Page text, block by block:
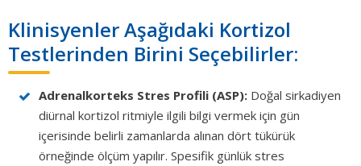
Klinisyenler Aşağıdaki Kortizol
Testlerinden Birini Seçebilirler:
Adrenalkorteks Stres Profili (ASP):Doğal sirkadiyen
diürnal kortizol ritmiyle ilgili bilgi vermek için gün
içerisinde belirli zamanlarda alınan dört tükürük
örneğinde ölçüm yapılır. Spesifik günlük stres